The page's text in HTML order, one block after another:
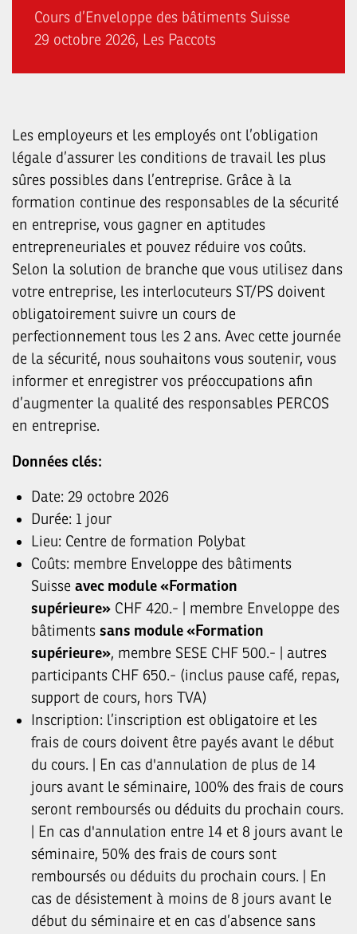
Cours d’Enveloppe des bâtiments Suisse
29 octobre 2026, Les Paccots
Les employeurs et les employés ont l’obligation
légale d’assurer les conditions de travail les plus
sûres possibles dans l’entreprise. Grâce à la
formation continue des responsables de la sécurité
en entreprise, vous gagner en aptitudes
entrepreneuriales et pouvez réduire vos coûts.
Selon la solution de branche que vous utilisez dans
votre entreprise, les interlocuteurs ST/PS doivent
obligatoirement suivre un cours de
perfectionnement tous les 2 ans. Avec cette journée
de la sécurité, nous souhaitons vous soutenir, vous
informer et enregistrer vos préoccupations afin
d’augmenter la qualité des responsables PERCOS
en entreprise.
Données clés:
Date: 29 octobre 2026
Durée: 1 jour
Lieu: Centre de formation Polybat
Coûts: membre Enveloppe des bâtiments
Suisse avec module «Formation
supérieure»CHF 420.- | membre Enveloppe des
bâtiments sans module «Formation
supérieure», membre SESE CHF 500.- | autres
participants CHF 650.- (inclus pause café, repas,
support de cours, hors TVA)
Inscription: l’inscription est obligatoire et les
frais de cours doivent être payés avant le début
du cours. | En cas d'annulation de plus de 14
jours avant le séminaire, 100% des frais de cours
seront remboursés ou déduits du prochain cours.
| En cas d'annulation entre 14 et 8 jours avant le
séminaire, 50% des frais de cours sont
remboursés ou déduits du prochain cours. | En
cas de désistement à moins de 8 jours avant le
début du séminaire et en cas d’absence sans